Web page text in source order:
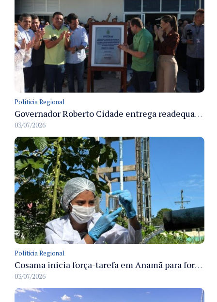
Políticia Regional
Governador Roberto Cidade entrega readequação do ambulatório da FCecon e amplia capacidade de atendimento oncológico em Manaus
03/07/2026
Políticia Regional
Cosama inicia força-tarefa em Anamã para fortalecer abastecimento de água e segurança hídrica da população
03/07/2026